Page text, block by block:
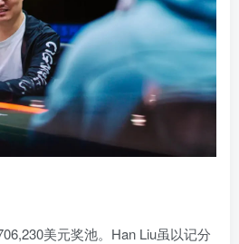
美元奖池。Han Liu虽以记分